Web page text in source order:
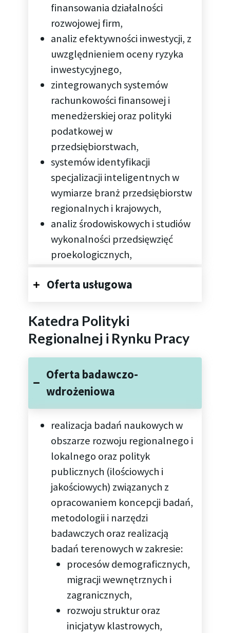
finansowania działalności
rozwojowej firm,
analiz efektywności inwestycji, z
uwzględnieniem oceny ryzyka
inwestycyjnego,
zintegrowanych systemów
rachunkowości finansowej i
menedżerskiej oraz polityki
podatkowej w
przedsiębiorstwach,
systemów identyfikacji
specjalizacji inteligentnych w
wymiarze branż przedsiębiorstw
regionalnych i krajowych,
analiz środowiskowych i studiów
wykonalności przedsięwzięć
proekologicznych,
Oferta usługowa
Katedra Polityki
Regionalnej i Rynku Pracy
Oferta badawczo-
wdrożeniowa
realizacja badań naukowych w
obszarze rozwoju regionalnego i
lokalnego oraz polityk
publicznych (ilościowych i
jakościowych) związanych z
opracowaniem koncepcji badań,
metodologii i narzędzi
badawczych oraz realizacją
badań terenowych w zakresie:
procesów demograficznych,
migracji wewnętrznych i
zagranicznych,
rozwoju struktur oraz
inicjatyw klastrowych,